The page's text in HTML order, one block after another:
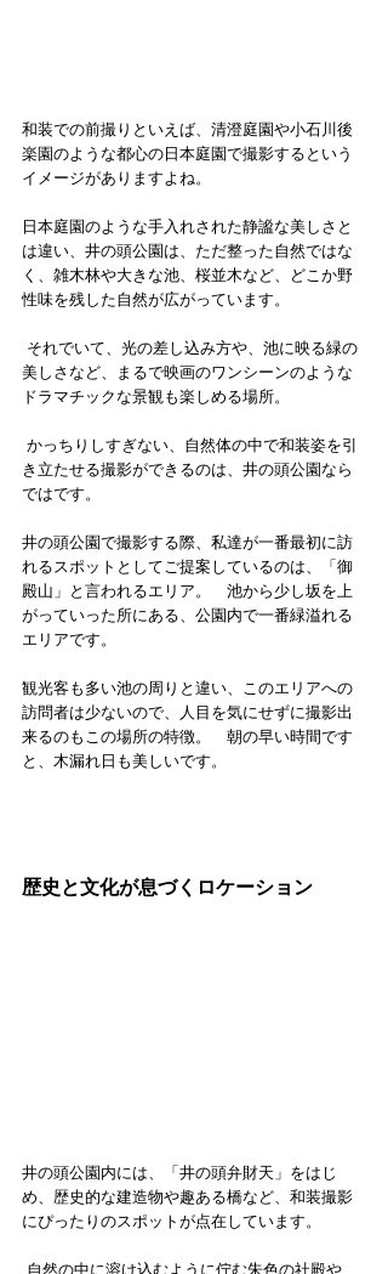
和装での前撮りといえば、清澄庭園や小石川後
楽園のような都心の日本庭園で撮影するという
イメージがありますよね。
日本庭園のような手入れされた静謐な美しさと
は違い、井の頭公園は、ただ整った自然ではな
く、雑木林や大きな池、桜並木など、どこか野
性味を残した自然が広がっています。
美しさなど、まるで映画のワンシーンのような
ドラマチックな景観も楽しめる場所。
き立たせる撮影ができるのは、井の頭公園なら
ではです。
井の頭公園で撮影する際、私達が一番最初に訪
れるスポットとしてご提案しているのは、「御
殿山」と言われるエリア。　池から少し坂を上
がっていった所にある、公園内で一番緑溢れる
エリアです。
観光客も多い池の周りと違い、このエリアへの
訪問者は少ないので、人目を気にせずに撮影出
来るのもこの場所の特徴。　朝の早い時間です
と、木漏れ日も美しいです。
歴史と文化が息づくロケーション
井の頭公園内には、「井の頭弁財天」をはじ
め、歴史的な建造物や趣ある橋など、和装撮影
にぴったりのスポットが点在しています。